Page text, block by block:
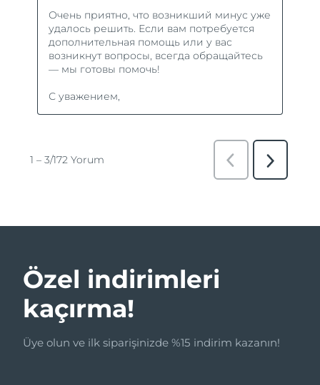
Özel indirimleri
kaçırma!
Üye olun ve ilk siparişinizde %15 indirim kazanın!